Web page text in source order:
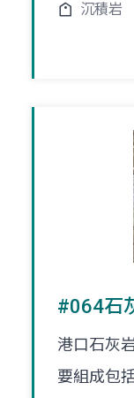
沉積岩
#064石
港口石灰
要組成包